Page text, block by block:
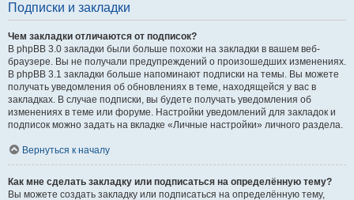
Подписки и закладки
Чем закладки отличаются от подписок?
В phpBB 3.0 закладки были больше похожи на закладки в вашем веб-
браузере. Вы не получали предупреждений о произошедших изменениях.
В phpBB 3.1 закладки больше напоминают подписки на темы. Вы можете
получать уведомления об обновлениях в теме, находящейся у вас в
закладках. В случае подписки, вы будете получать уведомления об
изменениях в теме или форуме. Настройки уведомлений для закладок и
подписок можно задать на вкладке «Личные настройки» личного раздела.
Вернуться к началу
Как мне сделать закладку или подписаться на определённую тему?
Вы можете создать закладку или подписаться на определённую тему,